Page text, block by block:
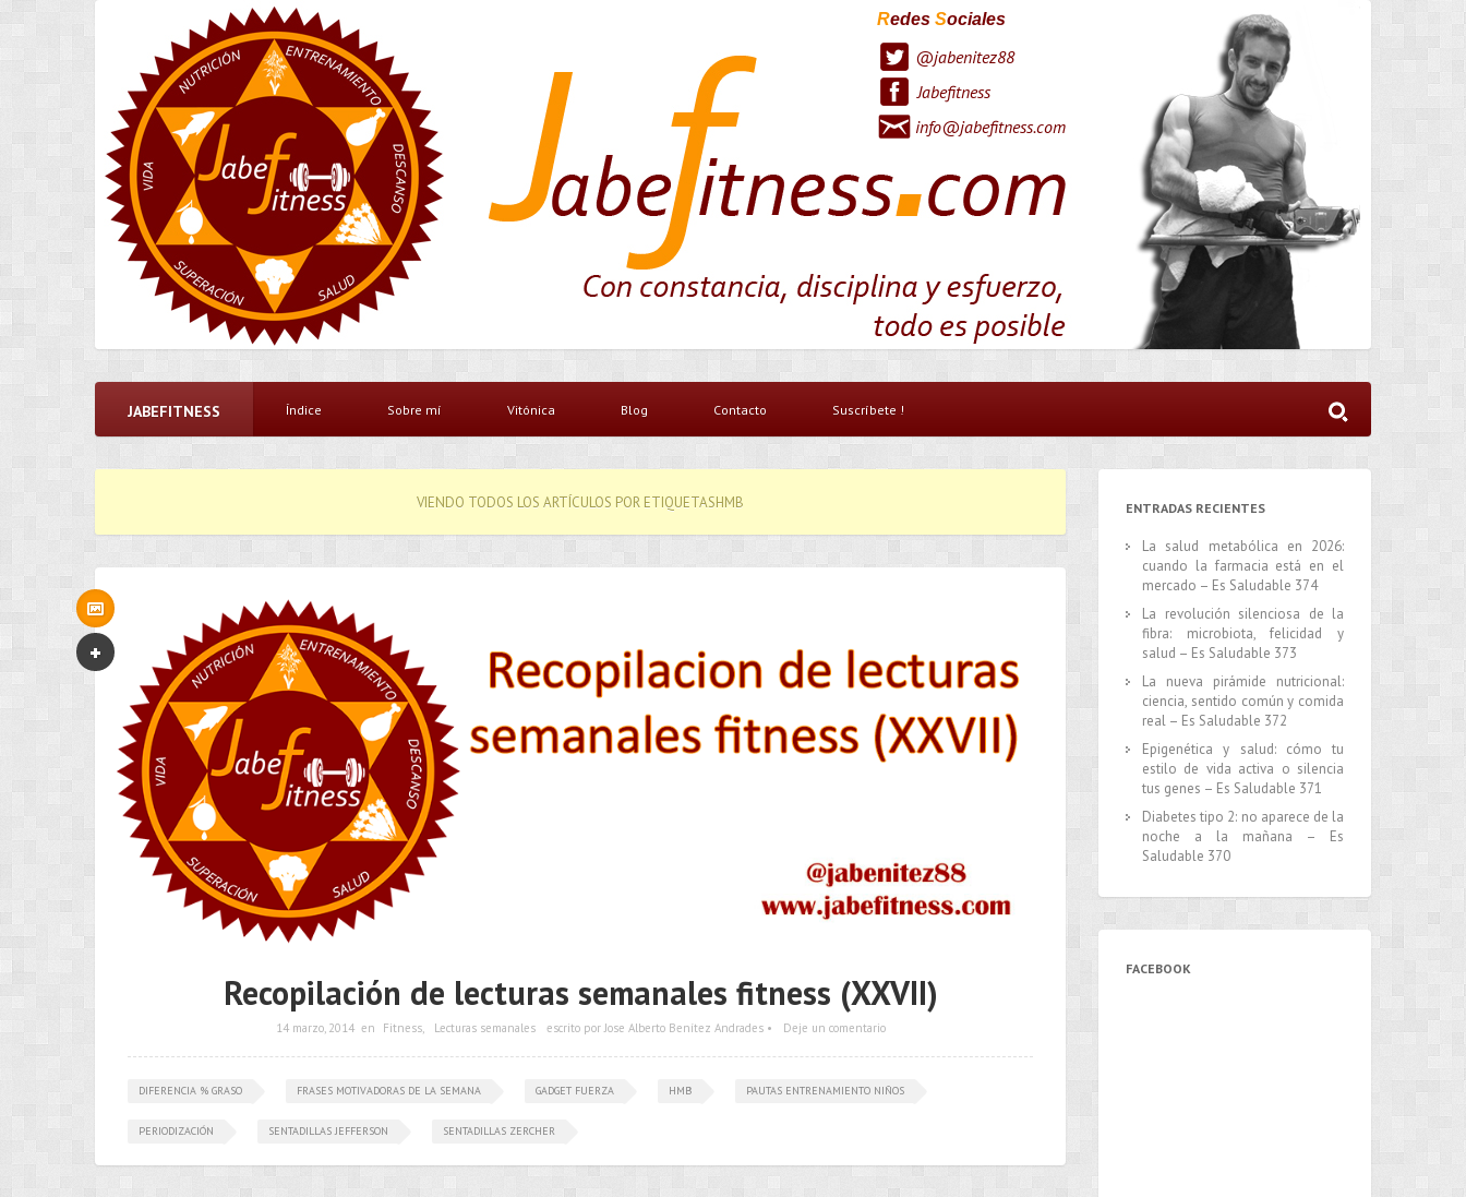
Redes Sociales
@jabenitez88
Jabefitness
info@jabefitness.com
JABEFITNESS Índice Sobre mí Vitónica Blog Contacto Suscríbete !
VIENDO TODOS LOS ARTÍCULOS POR ETIQUETASHMB
Recopilación de lecturas semanales fitness (XXVII)
14 marzo, 2014 en Fitness, Lecturas semanales escrito por Jose Alberto Benítez Andrades • Deje un comentario
DIFERENCIA % GRASO FRASES MOTIVADORAS DE LA SEMANA GADGET FUERZA HMB PAUTAS ENTRENAMIENTO NIÑOS
PERIODIZACIÓN SENTADILLAS JEFFERSON SENTADILLAS ZERCHER
ENTRADAS RECIENTES
La salud metabólica en 2026:
cuando la farmacia está en el
mercado – Es Saludable 374
La revolución silenciosa de la
fibra: microbiota, felicidad y
salud – Es Saludable 373
La nueva pirámide nutricional:
ciencia, sentido común y comida
real – Es Saludable 372
Epigenética y salud: cómo tu
estilo de vida activa o silencia
tus genes – Es Saludable 371
Diabetes tipo 2: no aparece de la
noche a la mañana – Es
Saludable 370
FACEBOOK